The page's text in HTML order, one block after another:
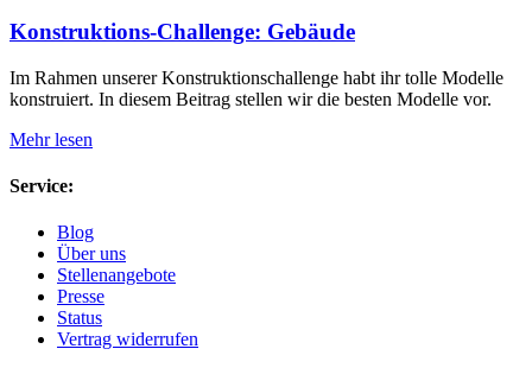
Konstruktions-Challenge: Gebäude
Im Rahmen unserer Konstruktionschallenge habt ihr tolle Modelle
konstruiert. In diesem Beitrag stellen wir die besten Modelle vor.
Mehr lesen
Service:
Blog
Über uns
Stellenangebote
Presse
Status
Vertrag widerrufen